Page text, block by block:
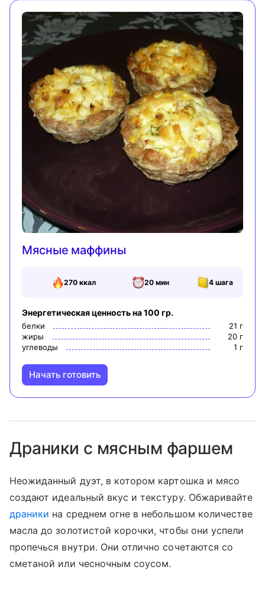
Мясные маффины
270ккал 20 мин 4 шага
Энергетическая ценность на 100 гр.
белки 21 г
жиры
20 г
углеводы
1 г
Начать готовить
Драники с мясным фаршем
Неожиданный дуэт, в котором картошка и мясо
создают идеальный вкус и текстуру. Обжаривайте
драники на среднем огне в небольшом количестве
масла до золотистой корочки, чтобы они успели
пропечься внутри. Они отлично сочетаются со
сметаной или чесночным соусом.